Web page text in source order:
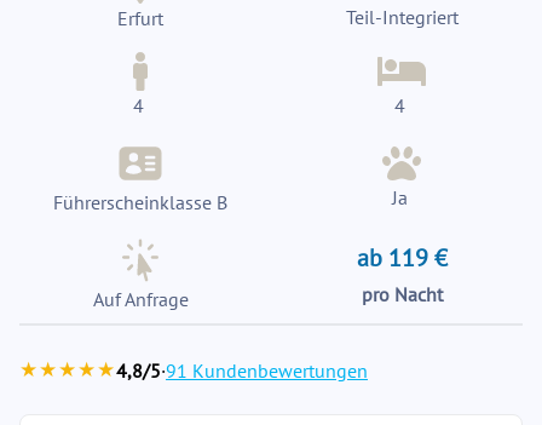
Erfurt Teil-Integriert
4 4
Führerscheinklasse B Ja
Auf Anfrage
ab 119 €
pro Nacht
★★★★★4,8/5·91 Kundenbewertungen